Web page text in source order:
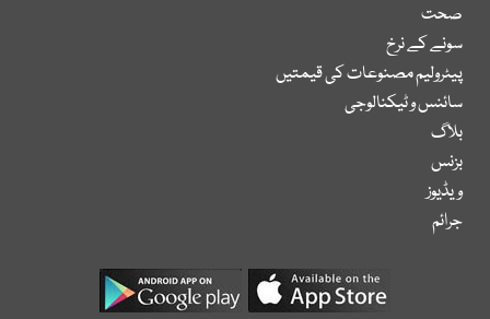
صحت
سونے کے نرخ
پیٹرولیم مصنوعات کی قیمتیں
سائنس و ٹیکنالوجی
بلاگ
بزنس
ویڈیوز
جرائم